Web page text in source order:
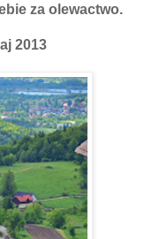
za olewactwo.
2013